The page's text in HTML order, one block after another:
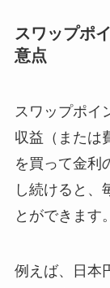
スワップポ
意点
スワップポイ
収益（または
を買って金利
し続けると、
とができます。
例えば、日本